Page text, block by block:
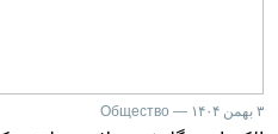
۳ بهمن ۱۴۰۴ — Общество